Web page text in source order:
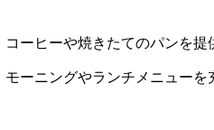
コーヒーや焼きたてのパンを提
モーニングやランチメニューを